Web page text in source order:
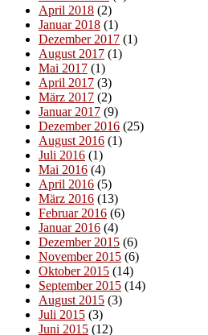
April 2018 (2)
Januar 2018 (1)
Dezember 2017 (1)
August 2017 (1)
Mai 2017 (1)
April 2017 (3)
März 2017 (2)
Januar 2017 (9)
Dezember 2016 (25)
August 2016 (1)
Juli 2016 (1)
Mai 2016 (4)
April 2016 (5)
März 2016 (13)
Februar 2016 (6)
Januar 2016 (4)
Dezember 2015 (6)
November 2015 (6)
Oktober 2015 (14)
September 2015 (14)
August 2015 (3)
Juli 2015 (3)
Juni 2015 (12)